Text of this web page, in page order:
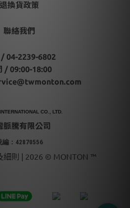
退換貨政策
聯絡我們
04-2239-6802
/ 09:00-18:00
CO., LTD.
脈騰有限公司
編：42870556
細則 | 2026 © MONTON ™